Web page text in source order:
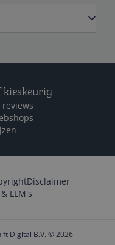
kieskeurig
Disclaimer
LLM's
Digital B.V. © 2026